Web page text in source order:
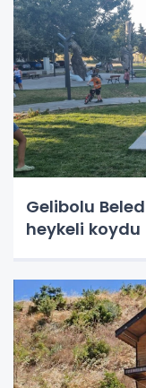
Gelibolu
heykeli koydu